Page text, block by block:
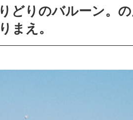
どりのバルーン。
まえ。